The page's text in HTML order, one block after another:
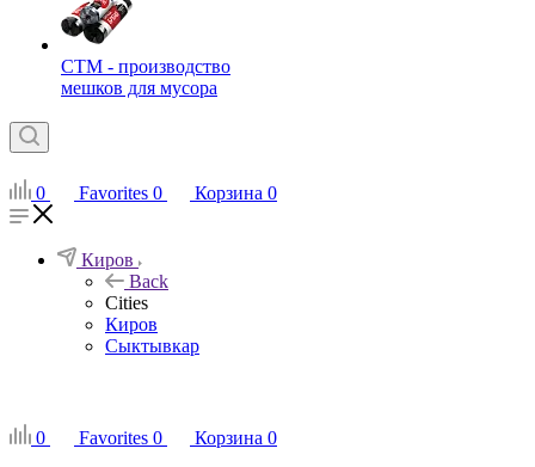
СТМ - производство
мешков для мусора
0 Favorites 0 Корзина 0
Киров
Back
Cities
Киров
Сыктывкар
0
Favorites 0 Корзина 0